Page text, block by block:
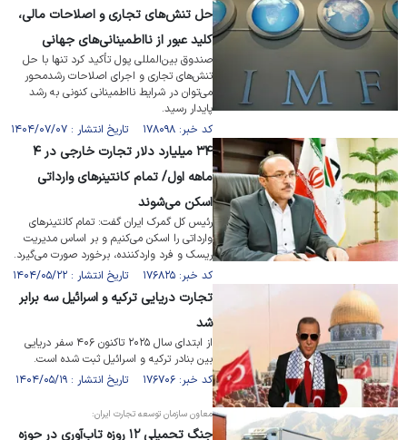
حل تنش‌های تجاری و اصلاحات مالی،
کلید عبور از نااطمینانی‌های جهانی
صندوق بین‌المللی پول تأکید کرد تنها با حل
تنش‌های تجاری و اجرای اصلاحات رشد‌محور
می‌توان در شرایط نااطمینانی کنونی به رشد
پایدار رسید.
کد خبر: ۱۷۸۰۹۸ تاریخ انتشار : ۱۴۰۴/۰۷/۰۷
۳۴ میلیارد دلار تجارت خارجی در ۴
ماهه اول/ تمام کانتینر‌های وارداتی
اسکن می‌شوند
رئیس کل گمرک ایران گفت: تمام کانتینر‌های
وارداتی را اسکن می‌کنیم و بر اساس مدیریت
ریسک و فرد واردکننده، برخورد صورت می‌گیرد.
کد خبر: ۱۷۶۸۲۵ تاریخ انتشار : ۱۴۰۴/۰۵/۲۲
تجارت دریایی ترکیه و اسرائیل سه برابر
شد
از ابتدای سال ۲۰۲۵ تاکنون ۴۰۶ سفر دریایی
بین بنادر ترکیه و اسرائیل ثبت شده است.
کد خبر: ۱۷۶۷۰۶ تاریخ انتشار : ۱۴۰۴/۰۵/۱۹
معاون سازمان توسعه تجارت ایران:
جنگ تحمیلی ۱۲ روزه تاب‌آوری در حوزه